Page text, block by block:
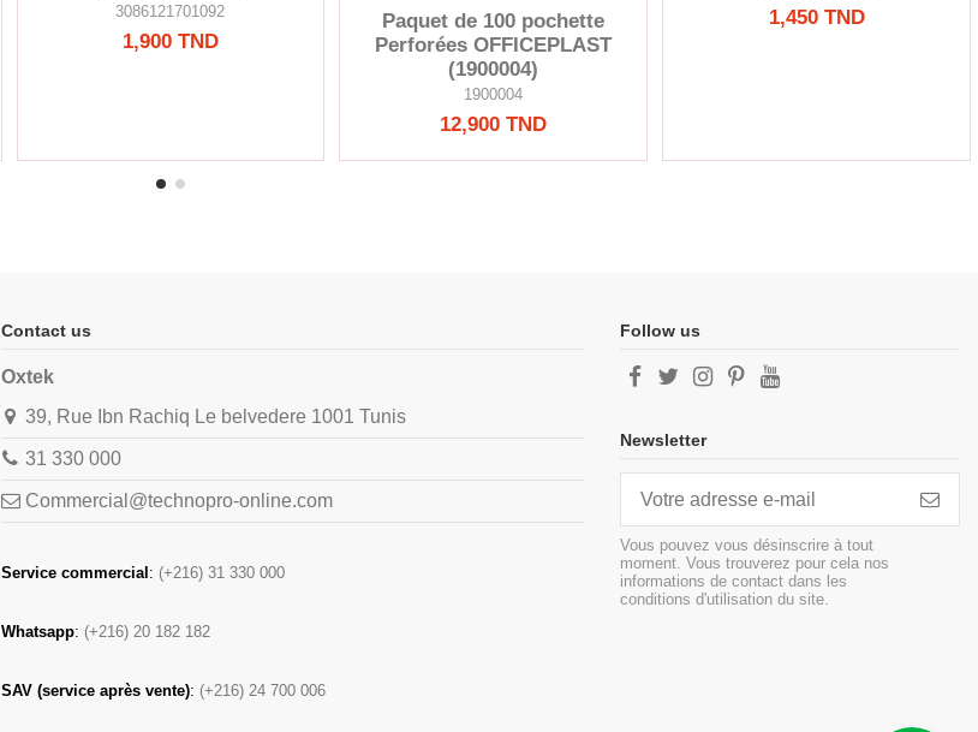
3086121701092
1,900 TND
Paquet de 100 pochette
Perforées OFFICEPLAST
(1900004)
1900004
12,900 TND
1,450 TND
Contact us
Oxtek
39, Rue Ibn Rachiq Le belvedere 1001 Tunis
31 330 000
Commercial@technopro-online.com
Service commercial : (+216) 31 330 000
Whatsapp: (+216) 20 182 182
SAV (service après vente): (+216) 24 700 006
Follow us
Newsletter
Vous pouvez vous désinscrire à tout
moment. Vous trouverez pour cela nos
informations de contact dans les
conditions d'utilisation du site.